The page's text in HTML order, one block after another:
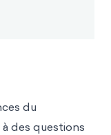
du
des questions